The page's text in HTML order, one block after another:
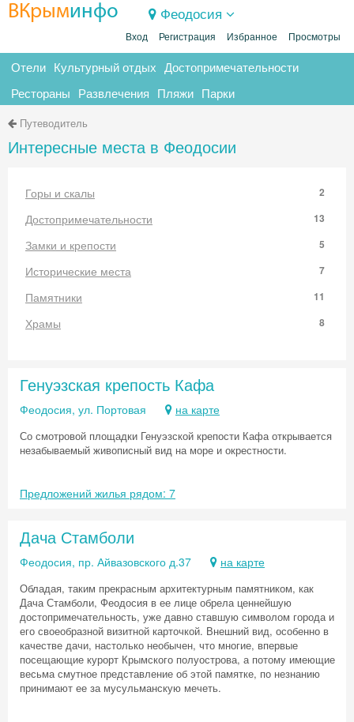
ВКрыминфо Феодосия
Вход Регистрация Избранное Просмотры
Отели Культурный отдых Достопримечательности
Рестораны Развлечения Пляжи Парки
Путеводитель
Интересные места в Феодосии
Горы и скалы 2
Достопримечательности 13
Замки и крепости 5
Исторические места 7
Памятники 11
Храмы 8
Генуэзская крепость Кафа
Феодосия, ул. Портовая на карте
Со смотровой площадки Генуэзской крепости Кафа открывается
незабываемый живописный вид на море и окрестности.
Предложений жилья рядом: 7
Дача Стамболи
Феодосия, пр. Айвазовского д.37 на карте
Обладая, таким прекрасным архитектурным памятником, как
Дача Стамболи, Феодосия в ее лице обрела ценнейшую
достопримечательность, уже давно ставшую символом города и
его своеобразной визитной карточкой. Внешний вид, особенно в
качестве дачи, настолько необычен, что многие, впервые
посещающие курорт Крымского полуострова, а потому имеющие
весьма смутное представление об этой памятке, по незнанию
принимают ее за мусульманскую мечеть.